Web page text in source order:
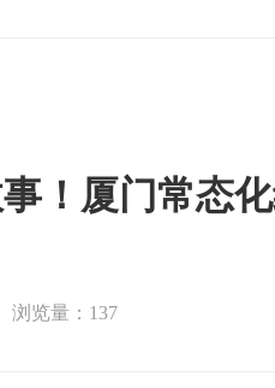
！厦门常态
浏览量： 137